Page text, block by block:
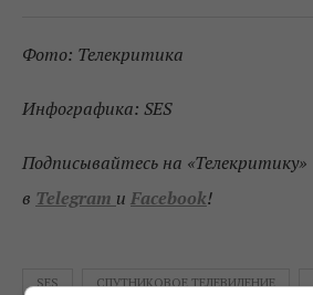
Фото: Телекритика
Инфографика: SES
Подписывайтесь на «Телекритику»
в Telegram и Facebook!
SES СПУТНИКОВОЕ ТЕЛЕВИДЕНИЕ